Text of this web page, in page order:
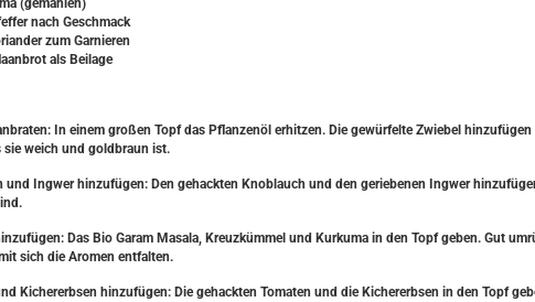
(gemahlen)
nach Geschmack
zum Garnieren
als Beilage
In einem großen Topf das Pflanzenöl erhitzen. Die gewürfelte Zwiebel
sie weich und goldbraun ist.
und Ingwer hinzufügen: Den gehackten Knoblauch und den geriebenen Ingwer
Das Bio Garam Masala, Kreuzkümmel und Kurkuma in den Topf geben. Gut
sich die Aromen entfalten.
Kichererbsen hinzufügen: Die gehackten Tomaten und die Kichererbsen in den Topf